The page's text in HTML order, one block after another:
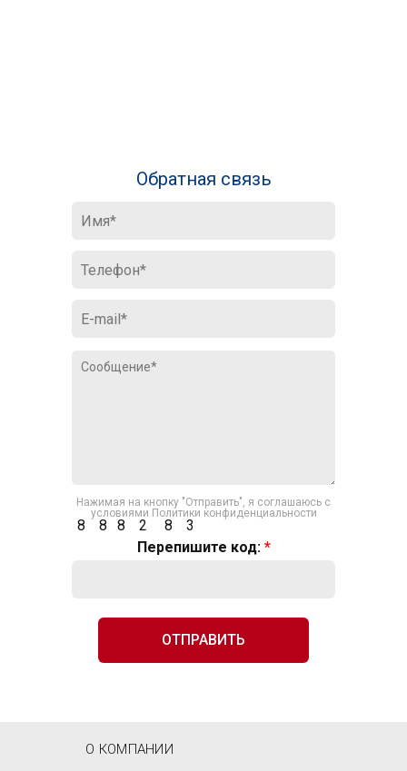
Обратная связь
Нажимая на кнопку "Отправить", я соглашаюсь с
условиями Политики конфиденциальности
3
8
8 8
8
2
Перепишите код: *
О КОМПАНИИ